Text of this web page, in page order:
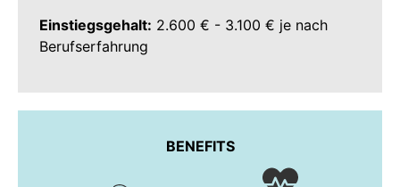
Einstiegsgehalt: 2.600 € - 3.100 € je nach
Berufserfahrung
BENEFITS